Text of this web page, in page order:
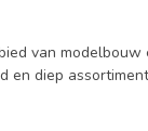
van modelbouw
en diep